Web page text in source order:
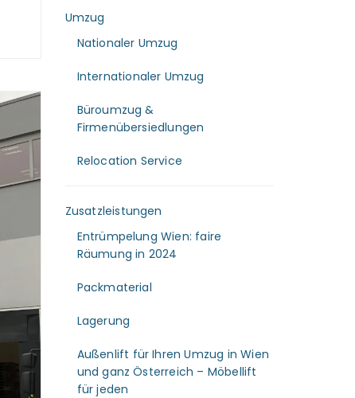
Umzug
Nationaler Umzug
Internationaler Umzug
Büroumzug &
Firmenübersiedlungen
Relocation Service
Zusatzleistungen
Entrümpelung Wien: faire
Räumung in 2024
Packmaterial
Lagerung
Außenlift für Ihren Umzug in Wien
und ganz Österreich – Möbellift
für jeden